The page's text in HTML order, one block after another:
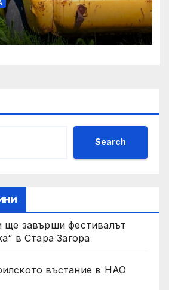
Search
ще завърши фестивалът
в Стара Загора
въстание в НАО